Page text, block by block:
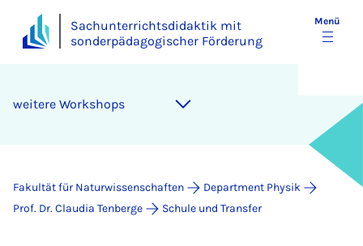
Sachunterrichtsdidaktik mit
sonderpädagogischer Förderung
Menü
wei­te­re Work­shops
Fakultät für Naturwissenschaften
Department Physik
Prof. Dr. Claudia Tenberge
Schule und Transfer